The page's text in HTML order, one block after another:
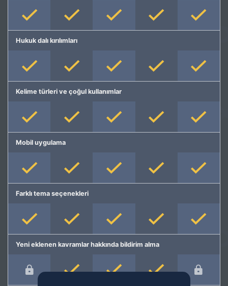
Hukuk dalı kırılımları
Kelime türleri ve çoğul kullanımlar
Mobil uygulama
Farklı tema seçenekleri
Yeni eklenen kavramlar hakkında bildirim alma